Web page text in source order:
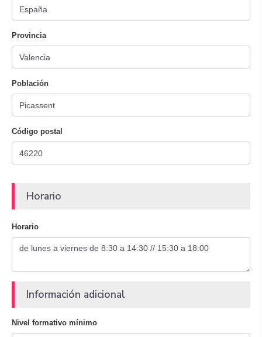
Provincia
Población
Código postal
Horario
Horario
Información adicional
Nivel formativo mínimo